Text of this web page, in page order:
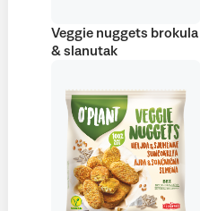
Veggie nuggets brokula
& slanutak